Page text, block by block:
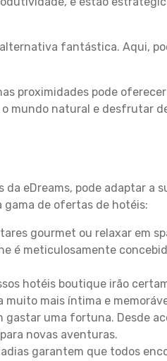
fantástica. Aqui,
proximidades pode
mundo natural e desfrutar
eDreams, pode adaptar a
gama de ofertas de hotéis:
gourmet ou relaxar em
é meticulosamente
hotéis boutique irão
muito mais íntima e
gastar uma fortuna. Desde
novas aventuras.
garantem que todos